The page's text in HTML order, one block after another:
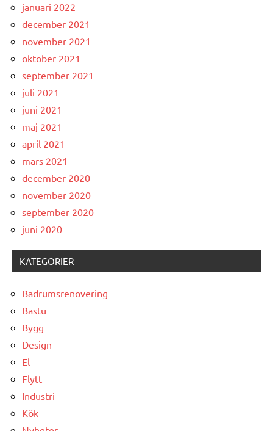
januari 2022
december 2021
november 2021
oktober 2021
september 2021
juli 2021
juni 2021
maj 2021
april 2021
mars 2021
december 2020
november 2020
september 2020
juni 2020
KATEGORIER
Badrumsrenovering
Bastu
Bygg
Design
El
Flytt
Industri
Kök